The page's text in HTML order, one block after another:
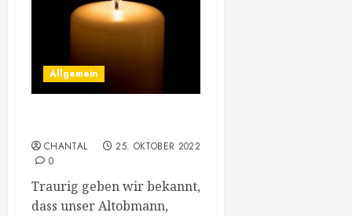
Allgemein
CHANTAL
25. OKTOBER 2022
0
Traurig geben wir bekannt,
dass unser Altobmann,